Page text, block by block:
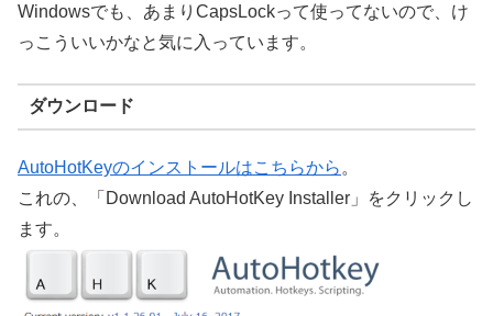
Windowsでも、あまりCapsLockって使ってないので、け
っこういいかなと気に入っています。
ダウンロード
AutoHotKeyのインストールはこちらから 。
これの、「Download AutoHotKey Installer」をクリックし
ます。